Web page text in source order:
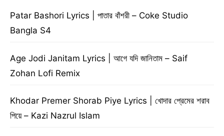
Patar Bashori Lyrics | পাতার বাঁশরী – Coke Studio
Bangla S4
Age Jodi Janitam Lyrics | আগে যদি জানিতাম – Saif
Zohan Lofi Remix
Khodar Premer Shorab Piye Lyrics | খোদার প্রেমের শরাব
পিয়ে – Kazi Nazrul Islam